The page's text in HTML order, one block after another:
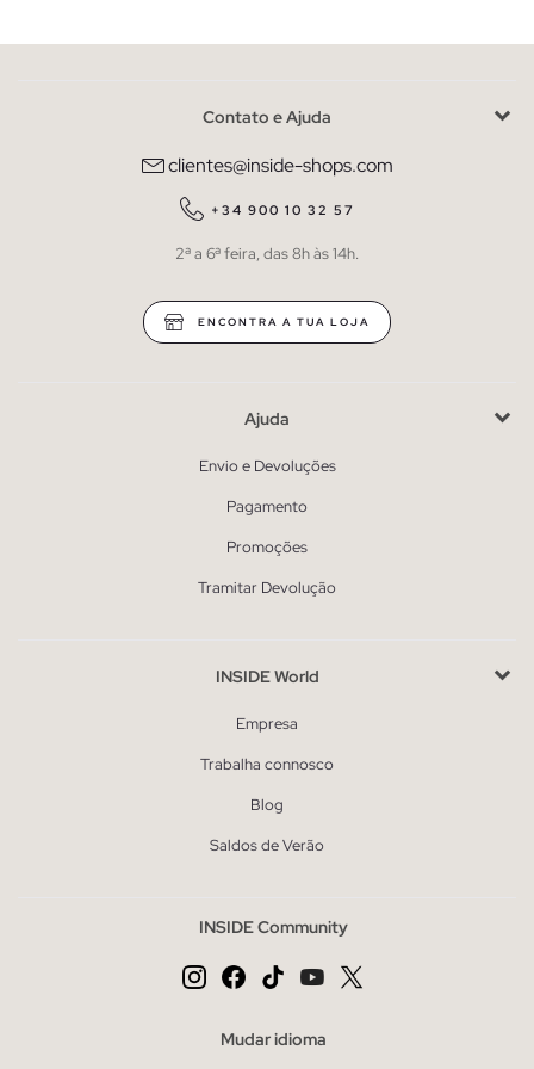
Contato e Ajuda
clientes@inside-shops.com
+34 900 10 32 57
2ª a 6ª feira, das 8h às 14h.
ENCONTRA A TUA LOJA
Ajuda
Envio e Devoluções
Pagamento
Promoções
Tramitar Devolução
INSIDE World
Empresa
Trabalha connosco
Blog
Saldos de Verão
INSIDE Community
Mudar idioma